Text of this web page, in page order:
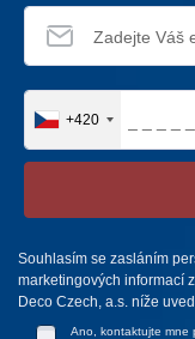
+420
Souhlasím se zasláním
marketingových informací
Deco Czech, a.s. níže
Ano, kontaktujte mne